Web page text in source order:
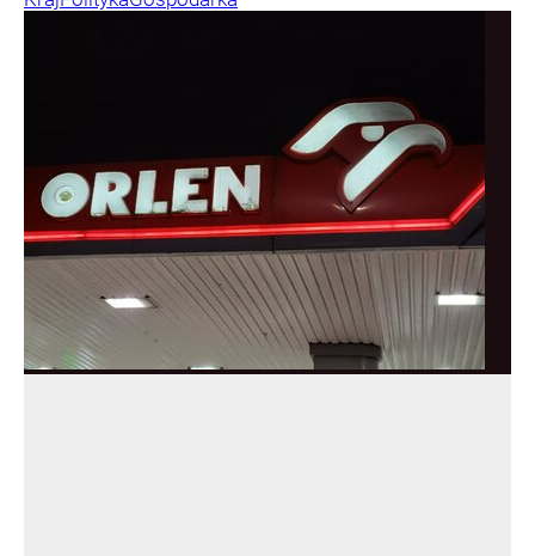
Orlen stracił przez nich 1,5 mld zł? Menedżerom
z czasów Obajtka grozi po 25 lat więzienia
Trzej byli menedżerowie Orlenu mogą na długie lata
trafić za kraty. Właśnie skierowano do sądu akt
oskarżenia w sprawie miliardowych strat państwowej
Kraj
Polityka Gospodarka